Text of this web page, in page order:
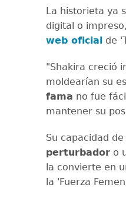
La historieta ya
digital o
web oficial de
"Shakira creció
moldearían su
fama no fue
mantener su
Su capacidad
perturbador o
la convierte en
la 'Fuerza